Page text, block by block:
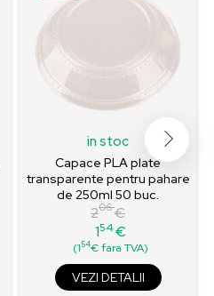
in stoc
Capace PLA plate
transparente pentru pahare
de 250ml 50 buc.
Pret
de
baza
206€
Pret
154€
(154€ fara TVA)
VEZI DETALII